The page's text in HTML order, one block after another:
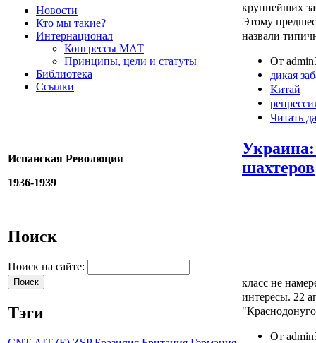
Новости
Кто мы такие?
Интернационал
Конгрессы МАТ
Принципы, цели и статуты
Библиотека
Ссылки
Испанская Революция
1936-1939
Поиск
Поиск на сайте:
Тэги
крупнейших
Этому
назвали
От
дикая
Китай
Читать
Украина:
шахтеров
класс не
интересы. 22
От